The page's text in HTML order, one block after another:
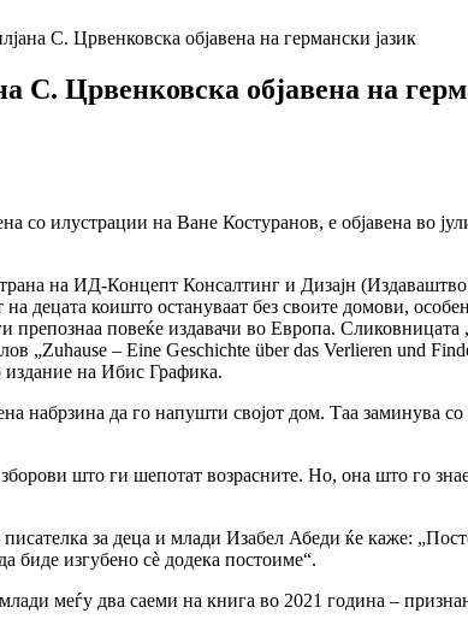
С. Црвенковска објавена на германски јазик
С. Црвенковска објавена на
илустрации на Ване Костуранов, е објавена во
на ИД-Концепт Консалтинг и Дизајн
децата коишто остануваат без своите домови,
повеќе издавачи во Европа.
„Zuhause – Eine Geschichte über das Verlieren und
на Ибис Графика.
набрзина да го напушти својот дом. Таа заминува
што ги шепотат возрасните. Но, она што го
за деца и млади Изабел Абеди ќе каже:
изгубено сѐ додека постоиме“.
меѓу два саеми на книга во 2021 година –